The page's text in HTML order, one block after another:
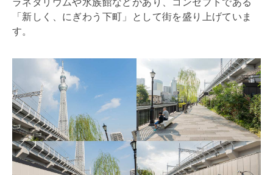
「新しく、にぎわう下町」として街を盛り上げていま
す。